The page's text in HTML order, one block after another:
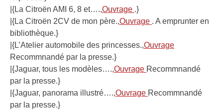
|{La Citroën AMI 6, 8 et….,Ouvrage .}
|{La Citroën 2CV de mon père.,Ouvrage . A emprunter en
bibliothèque.}
|{L’Atelier automobile des princesses.,Ouvrage
Recommnandé par la presse.}
|{Jaguar, tous les modèles….,Ouvrage Recommnandé
par la presse.}
|{Jaguar, panorama illustré….,Ouvrage Recommnandé
par la presse.}